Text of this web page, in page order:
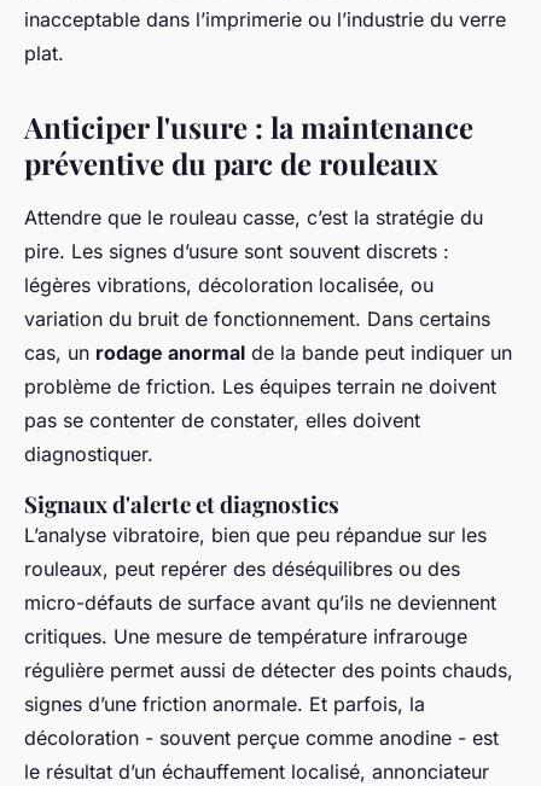
inacceptable dans l’imprimerie ou l’industrie du verre
plat.
Anticiper l'usure : la maintenance
préventive du parc de rouleaux
Attendre que le rouleau casse, c’est la stratégie du
pire. Les signes d’usure sont souvent discrets :
légères vibrations, décoloration localisée, ou
variation du bruit de fonctionnement. Dans certains
cas, un rodage anormal de la bande peut indiquer un
problème de friction. Les équipes terrain ne doivent
pas se contenter de constater, elles doivent
diagnostiquer.
Signaux d'alerte et diagnostics
L’analyse vibratoire, bien que peu répandue sur les
rouleaux, peut repérer des déséquilibres ou des
micro-défauts de surface avant qu’ils ne deviennent
critiques. Une mesure de température infrarouge
régulière permet aussi de détecter des points chauds,
signes d’une friction anormale. Et parfois, la
décoloration - souvent perçue comme anodine - est
le résultat d’un échauffement localisé, annonciateur